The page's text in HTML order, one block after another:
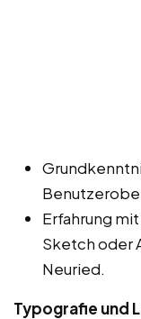
Erfahrung
Sketch oder
Neuried.
Typografie und